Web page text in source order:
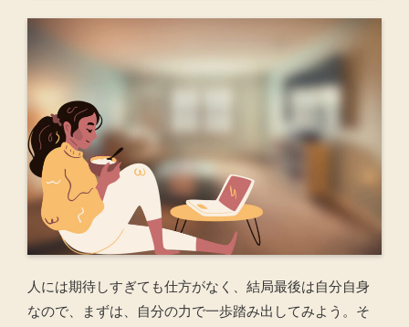
人には期待しすぎても仕方がなく、結局最後は自分自身
なので、まずは、自分の力で一歩踏み出してみよう。そ